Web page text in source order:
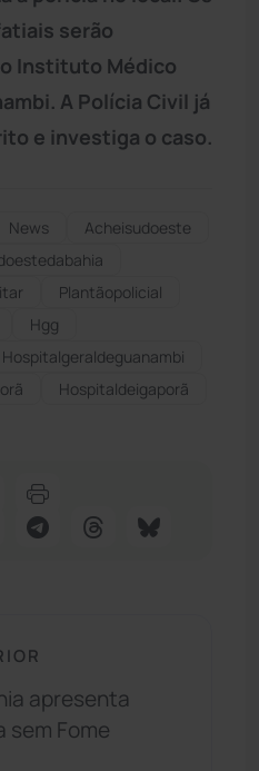
serão
Instituto Médico
A Polícia Civil já
e investiga o caso.
News
Acheisudoeste
Plantãopolicial
Hgg
Hospitalgeraldeguanambi
Hospitaldeigaporã
apresenta
sem Fome